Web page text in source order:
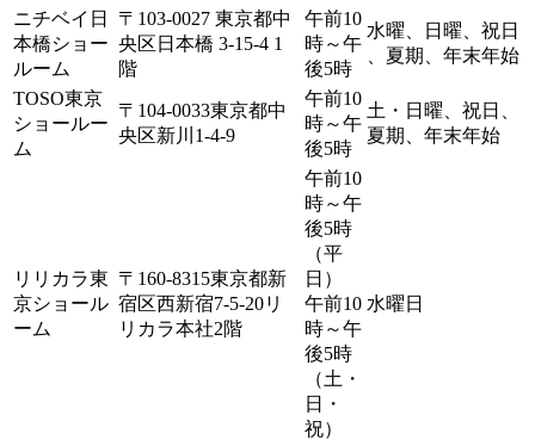
ニチベイ日
本橋ショー
ルーム
〒103-0027 東京都中
央区日本橋 3-15-4 1
階
午前10
時～午
後5時
水曜、日曜、祝日
、夏期、年末年始
TOSO東京
ショールー
ム
〒104-0033東京都中
央区新川1-4-9
午前10
時～午
後5時
土・日曜、祝日、
夏期、年末年始
リリカラ東
京ショール
ーム
〒160-8315東京都新
宿区西新宿7-5-20リ
リカラ本社2階
午前10
時～午
後5時
（平
日）
午前10
時～午
後5時
（土・
日・
祝）
水曜日